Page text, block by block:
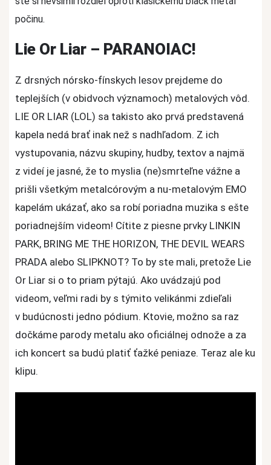
počinu.
Lie Or Liar – PARANOIAC!
Z drsných nórsko-fínskych lesov prejdeme do
teplejších (v obidvoch významoch) metalových vôd.
LIE OR LIAR (LOL) sa takisto ako prvá predstavená
kapela nedá brať inak než s nadhľadom. Z ich
vystupovania, názvu skupiny, hudby, textov a najmä
z videí je jasné, že to myslia (ne)smrteľne vážne a
prišli všetkým metalcórovým a nu-metalovým EMO
kapelám ukázať, ako sa robí poriadna muzika s ešte
poriadnejším videom! Cítite z piesne prvky LINKIN
PARK, BRING ME THE HORIZON, THE DEVIL WEARS
PRADA alebo SLIPKNOT? To by ste mali, pretože Lie
Or Liar si o to priam pýtajú. Ako uvádzajú pod
videom, veľmi radi by s týmito velikánmi zdieľali
v budúcnosti jedno pódium. Ktovie, možno sa raz
dočkáme parody metalu ako oficiálnej odnože a za
ich koncert sa budú platiť ťažké peniaze. Teraz ale ku
klipu.